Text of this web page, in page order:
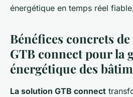
énergétique en temps réel
Bénéfices concrets de
GTB connectpour la
énergétique des
La solution GTB connect